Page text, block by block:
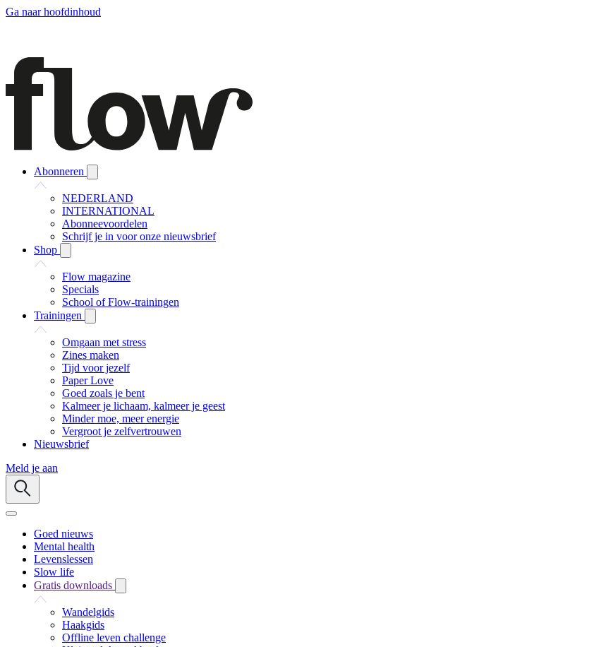
Ga naar hoofdinhoud
Abonneren
NEDERLAND
INTERNATIONAL
Abonneevoordelen
Schrijf je in voor onze nieuwsbrief
Shop
Flow magazine
Specials
School of Flow-trainingen
Trainingen
Omgaan met stress
Zines maken
Tijd voor jezelf
Paper Love
Goed zoals je bent
Kalmeer je lichaam, kalmeer je geest
Minder moe, meer energie
Vergroot je zelfvertrouwen
Nieuwsbrief
Meld je aan
Goed nieuws
Mental health
Levenslessen
Slow life
Gratis downloads
Wandelgids
Haakgids
Offline leven challenge